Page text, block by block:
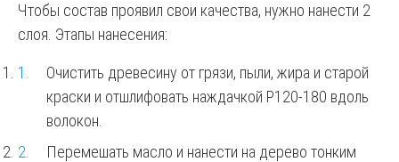
Чтобы состав проявил свои качества, нужно нанести 2
слоя. Этапы нанесения:
Очистить древесину от грязи, пыли, жира и старой
краски и отшлифовать наждачкой Р120-180 вдоль
волокон.
Перемешать масло и нанести на дерево тонким